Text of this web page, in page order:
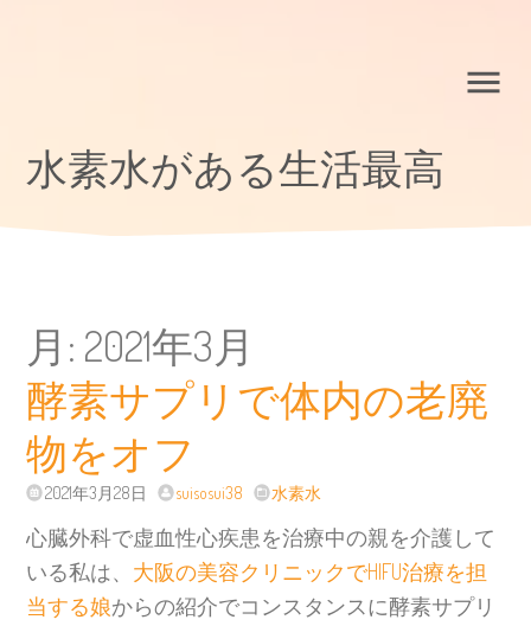
水素水がある生活最高
月: 2021年3月
酵素サプリで体内の老廃
物をオフ
2021年3月28日 suisosui38 水素水
心臓外科で虚血性心疾患を治療中の親を介護して
いる私は、 大阪の美容クリニックでHIFU治療を担
当する娘からの紹介でコンスタンスに酵素サプリ